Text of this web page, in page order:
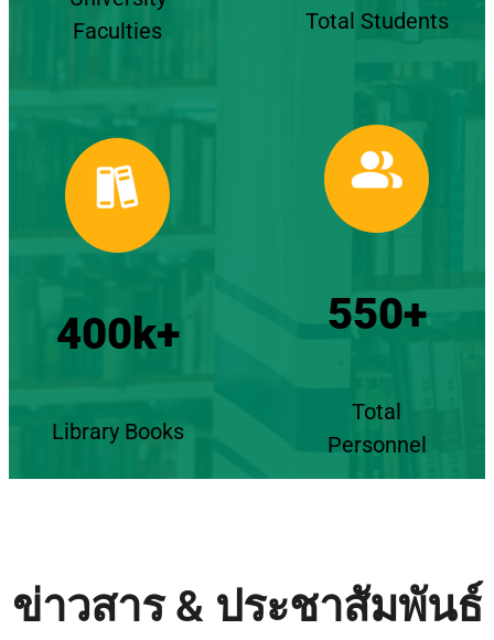
Faculties
Total Students
400k+
Library Books
550+
Total
Personnel
ข่าวสาร & ประชาสัมพันธ์